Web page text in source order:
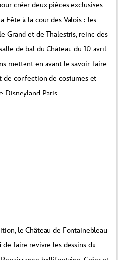
créer deux pièces exclusives
Fête à la cour des Valois : les
Grand et de Thalestris, reine des
de bal du Château du 10 avril
mettent en avant le savoir-faire
de confection de costumes et
Disneyland Paris.
en train de consulter le
de
cliquez sur le bouton ci-
le Château de Fontainebleau
de faire revivre les dessins du